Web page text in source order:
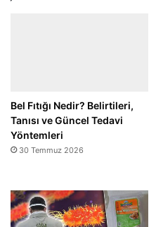
Bel Fıtığı Nedir? Belirtileri,
Tanısı ve Güncel Tedavi
Yöntemleri
30 Temmuz 2026